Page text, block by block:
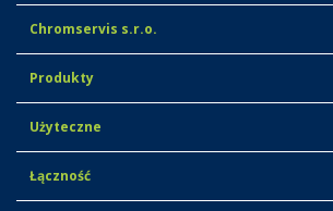
Chromservis s.r.o.
Produkty
Użyteczne
Łączność